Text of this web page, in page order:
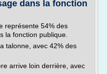
dans la fonction
représente 54% des
la fonction publique.
talonne, avec 42% des
arrive loin derrière, avec